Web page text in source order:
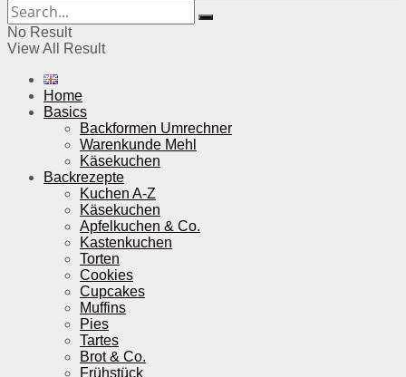
No Result
View All Result
Home
Basics
Backformen Umrechner
Warenkunde Mehl
Käsekuchen
Backrezepte
Kuchen A-Z
Käsekuchen
Apfelkuchen & Co.
Kastenkuchen
Torten
Cookies
Cupcakes
Muffins
Pies
Tartes
Brot & Co.
Frühstück